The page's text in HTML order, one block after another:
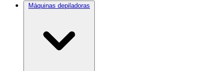
Máquinas depiladoras